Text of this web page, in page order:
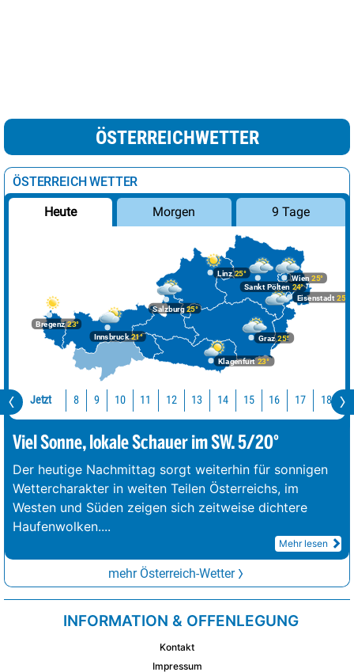
ÖSTERREICHWETTER
ÖSTERREICH WETTER
Heute Morgen 9 Tage
Bregenz23°
Graz25°
Innsbruck21°
Klagenfurt 23°
Linz25°
Salzburg25°
Wien 25°
Eisenstadt 25°
Sankt Pölten 24°
Jetzt 8 9 10 11 12 13 14 15 16 17 18
Viel Sonne, lokale Schauer im SW. 5/20°
Der heutige Nachmittag sorgt weiterhin für sonnigen
Wettercharakter in weiten Teilen Österreichs, im
Westen und Süden zeigen sich zeitweise dichtere
Haufenwolken....
Mehr lesen
mehr Österreich-Wetter
INFORMATION & OFFENLEGUNG
Kontakt
Impressum